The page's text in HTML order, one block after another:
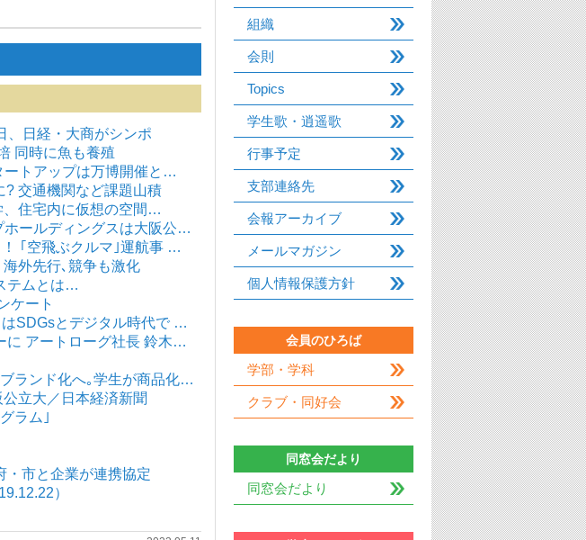
、日経・大商がシンポ
同時に魚も養殖
ートアップは万博開催と…
? 交通機関など課題山積
住宅内に仮想の空間…
ホールディングスは大阪公…
！ ｢空飛ぶクルマ｣運航事 …
外先行､競争も激化
テムとは…
ケート
SDGsとデジタル時代で …
に アートローグ社長 鈴木…
ランド化へ｡学生が商品化…
立大／日本経済新聞
ラム｣
市と企業が連携協定
）
組織
会則
Topics
学生歌・逍遥歌
行事予定
支部連絡先
会報アーカイブ
メールマガジン
個人情報保護方針
会員のひろば
学部・学科
クラブ・同好会
同窓会だより
同窓会だより